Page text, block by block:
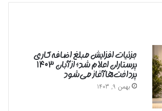
جزئیات افزایش مبلغ اضافه‌کاری
پرستاران اعلام شد؛ از آبان ۱۴۰۳
پرداخت‌ها آغاز می‌شود
بهمن 9, 1403